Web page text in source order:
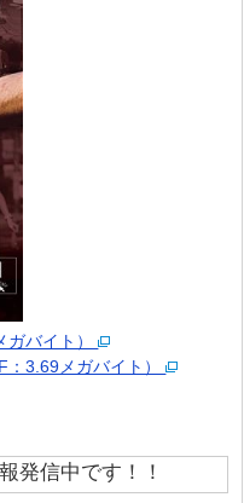
ガバイト）
：3.69メガバイト）
発信中です！！